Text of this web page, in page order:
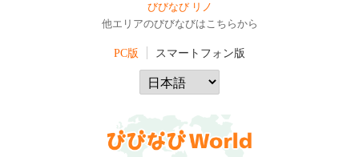
びびなび リノ
他エリアのびびなびはこちらから
PC版 スマートフォン版